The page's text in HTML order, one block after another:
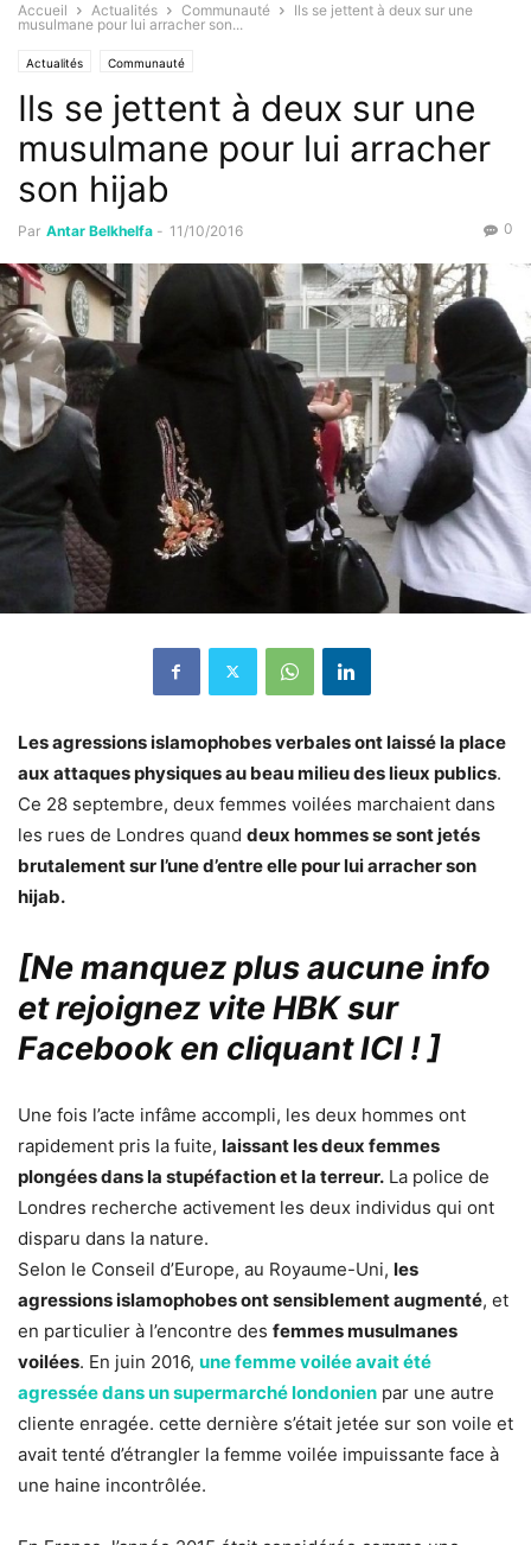
Accueil Actualités Communauté
Ils se jettent à deux sur une
musulmane pour lui arracher son...
Actualités Communauté
Ils se jettent à deux sur une
musulmane pour lui arracher
son hijab
Par Antar Belkhelfa - 11/10/2016 0
Les agressions islamophobes verbales ont laissé la place
aux attaques physiques au beau milieu des lieux publics.
Ce 28 septembre, deux femmes voilées marchaient dans
les rues de Londres quand deux hommes se sont jetés
brutalement sur l’une d’entre elle pour lui arracher son
hijab.
[Ne manquez plus aucune info
et rejoignez vite HBK sur
Facebook en cliquant ICI !]
Une fois l’acte infâme accompli, les deux hommes ont
rapidement pris la fuite, laissant les deux femmes
plongées dans la stupéfaction et la terreur. La police de
Londres recherche activement les deux individus qui ont
disparu dans la nature.
Selon le Conseil d’Europe, au Royaume-Uni, les
agressions islamophobes ont sensiblement augmenté, et
en particulier à l’encontre des femmes musulmanes
voilées. En juin 2016, une femme voilée avait été
agressée dans un supermarché londonien par une autre
cliente enragée. cette dernière s’était jetée sur son voile et
avait tenté d’étrangler la femme voilée impuissante face à
une haine incontrôlée.